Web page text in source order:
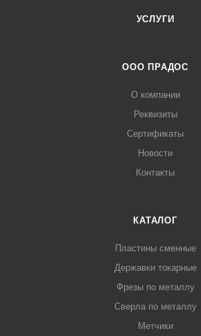
УСЛУГИ
ООО ПРАДОС
О компании
Реквизиты
Сертификаты
Новости
Контакты
КАТАЛОГ
Пластины сменные
Державки токарные
Фрезы по металлу
Сверла по металлу
Метчики